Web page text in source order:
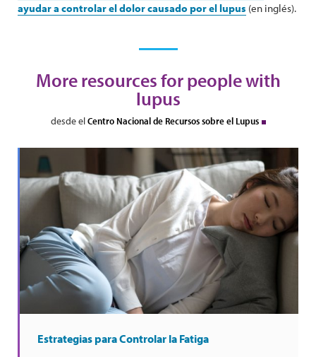
ayudar a controlar el dolor causado por el lupus (en inglés).
More resources for people with
lupus
desde elCentro Nacional de Recursos sobre el Lupus
Estrategias para Controlar la Fatiga